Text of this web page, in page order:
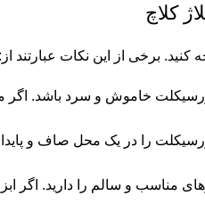
کلاچ
کنید. برخی از این نکات عبارتند از:
خاموش و سرد باشد.
را در یک محل صاف و
مناسب و سالم را دارید. اگر